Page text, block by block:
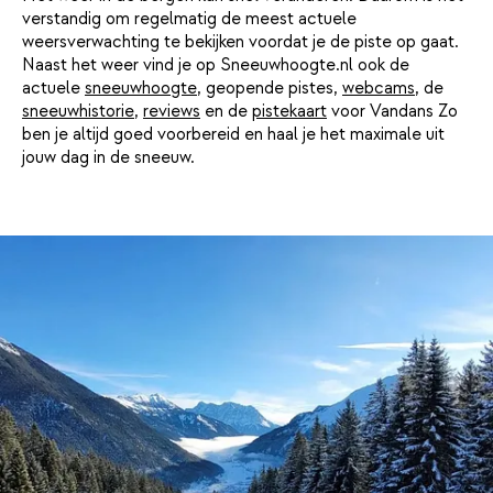
verstandig om regelmatig de meest actuele
weersverwachting te bekijken voordat je de piste op gaat.
Naast het weer vind je op Sneeuwhoogte.nl ook de
actuele sneeuwhoogte, geopende pistes, webcams, de
sneeuwhistorie, reviews en de pistekaart voor Vandans Zo
ben je altijd goed voorbereid en haal je het maximale uit
jouw dag in de sneeuw.